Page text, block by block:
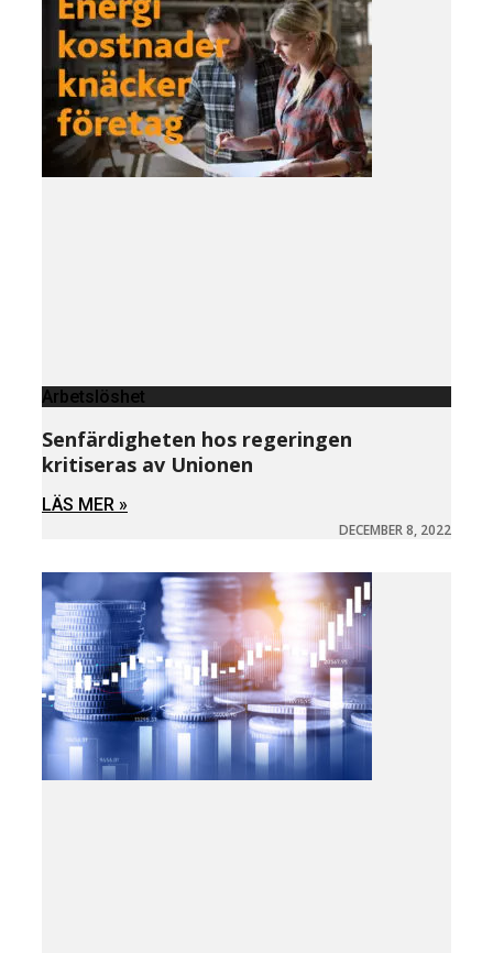
Arbetslöshet
Senfärdigheten hos regeringen
kritiseras av Unionen
LÄS MER »
DECEMBER 8, 2022